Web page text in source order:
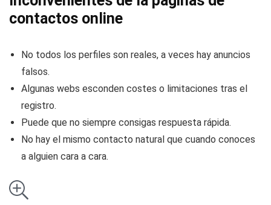
contactos online
No todos los perfiles son reales, a veces hay anuncios
falsos.
Algunas webs esconden costes o limitaciones tras el
registro.
Puede que no siempre consigas respuesta rápida.
No hay el mismo contacto natural que cuando conoces
a alguien cara a cara.